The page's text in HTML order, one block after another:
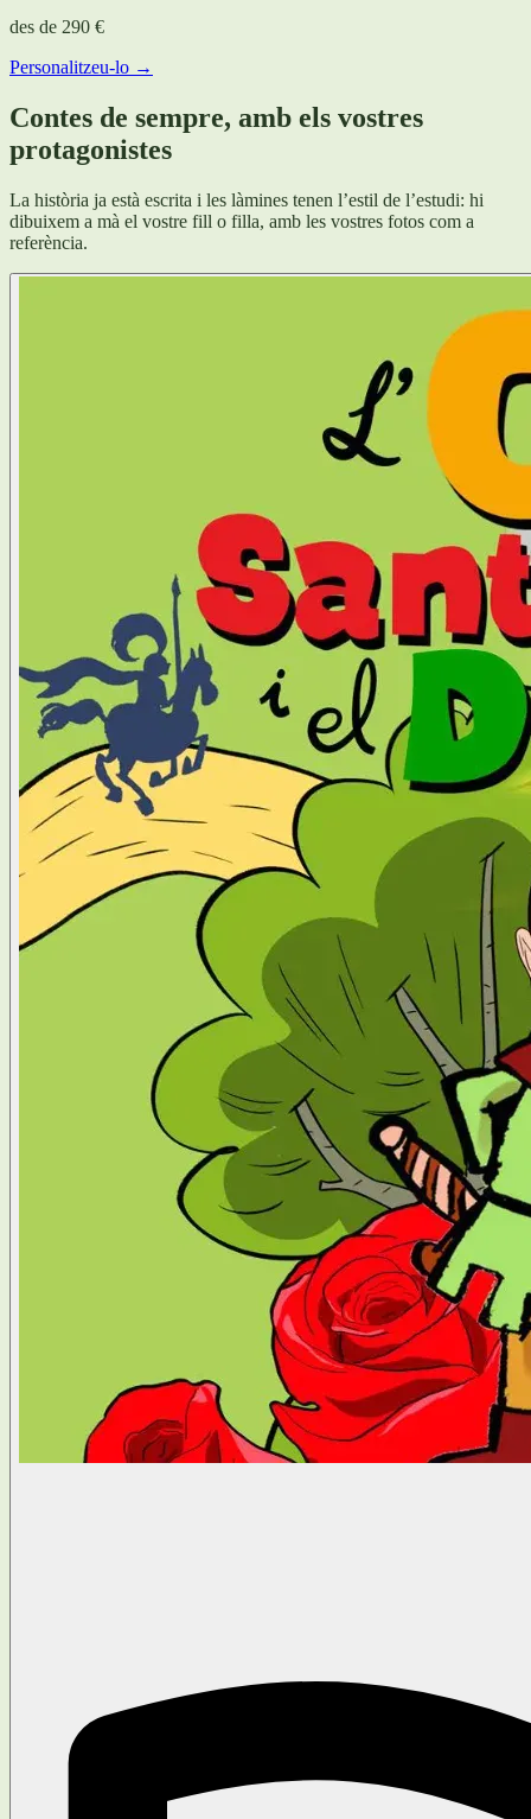
des de 290 €
Personalitzeu-lo →
Contes de sempre, amb els vostres
protagonistes
La història ja està escrita i les làmines tenen l’estil de l’estudi: hi
dibuixem a mà el vostre fill o filla, amb les vostres fotos com a
referència.